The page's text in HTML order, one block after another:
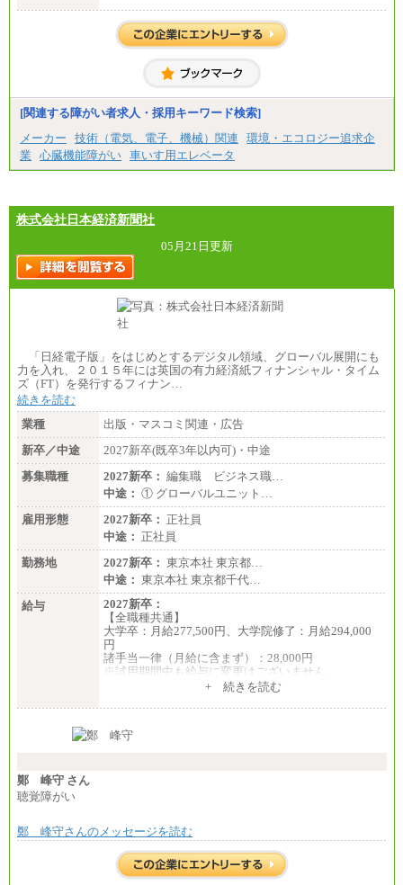
月給 250,000円～350,000円
想定年収 420万円～600万円
入社時の処遇（基本給・賞与）は経験・スキルを考
経験・スキルによっては、記載額を超える場合もあ
※試用期間中も給与に変更はございません。
[関連する障がい者求人・採用キーワード検索]
メーカー
技術（電気、電子、機械）関連
環境・エコロジー追求企
業
心臓機能障がい 車いす用エレベータ
株式会社日本経済新聞社
05月21日更新
「日経電子版」をはじめとするデジタル領域、グローバル展開にも
力を入れ、２０１５年には英国の有力経済紙フィナンシャル・タイム
ズ（FT）を発行するフィナン…
続きを読む
業種
出版・マスコミ関連・広告
新卒／中途
2027新卒(既卒3年以内可)・中途
募集職種
2027新卒： 編集職 ビジネス職…
中途： ① グローバルユニット…
雇用形態
2027新卒： 正社員
中途： 正社員
勤務地
2027新卒： 東京本社 東京都…
中途： 東京本社 東京都千代…
給与
2027新卒：
【全職種共通】
大学卒：月給277,500円、大学院修了：月給294,000
円
諸手当一律（月給に含まず）：28,000円
※試用期間中も給与に変更はございません
月給370,000円～
ます。
+ 続きを読む
鄭 峰守 さん
聴覚障がい
鄭 峰守さんのメッセージを読む